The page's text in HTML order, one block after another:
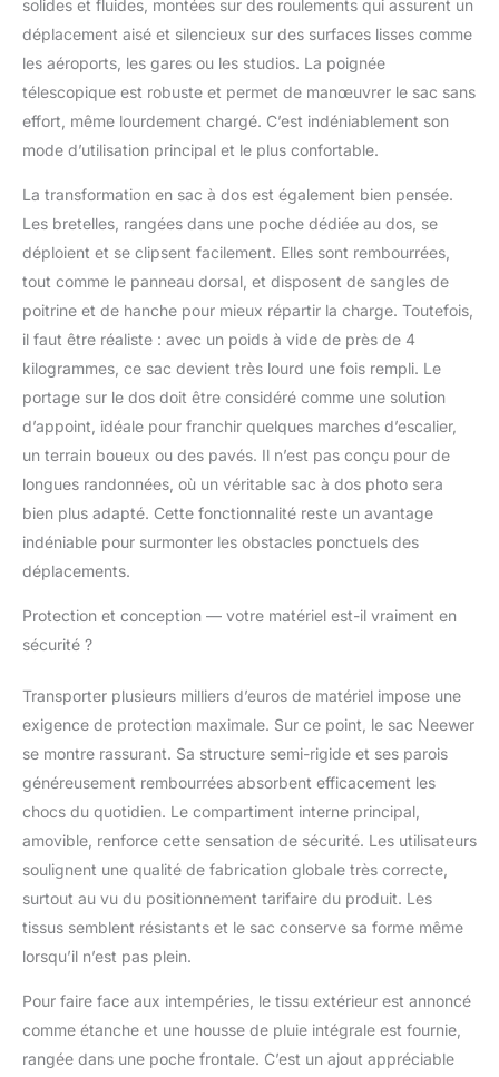
solides et fluides, montées sur des roulements qui assurent un
déplacement aisé et silencieux sur des surfaces lisses comme
les aéroports, les gares ou les studios. La poignée
télescopique est robuste et permet de manœuvrer le sac sans
effort, même lourdement chargé. C’est indéniablement son
mode d’utilisation principal et le plus confortable.
La transformation en sac à dos est également bien pensée.
Les bretelles, rangées dans une poche dédiée au dos, se
déploient et se clipsent facilement. Elles sont rembourrées,
tout comme le panneau dorsal, et disposent de sangles de
poitrine et de hanche pour mieux répartir la charge. Toutefois,
il faut être réaliste : avec un poids à vide de près de 4
kilogrammes, ce sac devient très lourd une fois rempli. Le
portage sur le dos doit être considéré comme une solution
d’appoint, idéale pour franchir quelques marches d’escalier,
un terrain boueux ou des pavés. Il n’est pas conçu pour de
longues randonnées, où un véritable sac à dos photo sera
bien plus adapté. Cette fonctionnalité reste un avantage
indéniable pour surmonter les obstacles ponctuels des
déplacements.
Protection et conception — votre matériel est-il vraiment en
sécurité ?
Transporter plusieurs milliers d’euros de matériel impose une
exigence de protection maximale. Sur ce point, le sac Neewer
se montre rassurant. Sa structure semi-rigide et ses parois
généreusement rembourrées absorbent efficacement les
chocs du quotidien. Le compartiment interne principal,
amovible, renforce cette sensation de sécurité. Les utilisateurs
soulignent une qualité de fabrication globale très correcte,
surtout au vu du positionnement tarifaire du produit. Les
tissus semblent résistants et le sac conserve sa forme même
lorsqu’il n’est pas plein.
Pour faire face aux intempéries, le tissu extérieur est annoncé
comme étanche et une housse de pluie intégrale est fournie,
rangée dans une poche frontale. C’est un ajout appréciable